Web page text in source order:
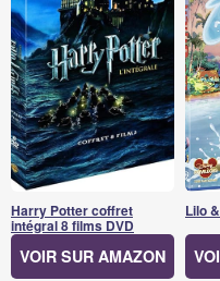
Harry Potter coffret
intégral 8 films DVD
VOIR SUR AMAZON
Lilo